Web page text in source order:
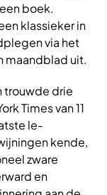
boek.
klassieker in
via het
maandblad uit.
trouwde drie
Times van 11
le-
kende,
zware
en